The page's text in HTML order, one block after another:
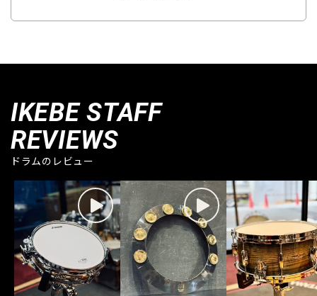
IKEBE STAFF
REVIEWS
ドラムのレビュー